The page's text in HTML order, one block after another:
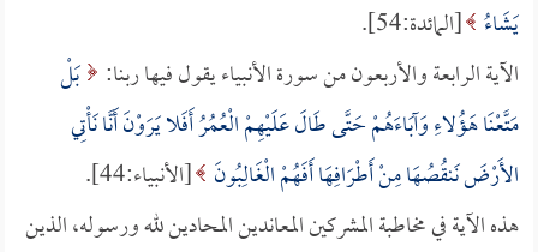
يَشَاءُ [المائدة:54].
الآية الرابعة والأربعون من سورة الأنبياء يقول فيها ربنا: بَلْ
مَتَّعْنَا هَؤُلاءِ وَآبَاءَهُمْ حَتَّى طَالَ عَلَيْهِمْ الْعُمُرُ أَفَلا يَرَوْنَ أَنَّا نَأْتِي
الأَرْضَ نَنقُصُهَا مِنْ أَطْرَافِهَا أَفَهُمْ الْغَالِبُونَ [الأنبياء:44].
هذه الآية في مخاطبة المشركين المعاندين المحادين لله ورسوله، الذين